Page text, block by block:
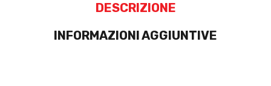
DESCRIZIONE
INFORMAZIONI AGGIUNTIVE